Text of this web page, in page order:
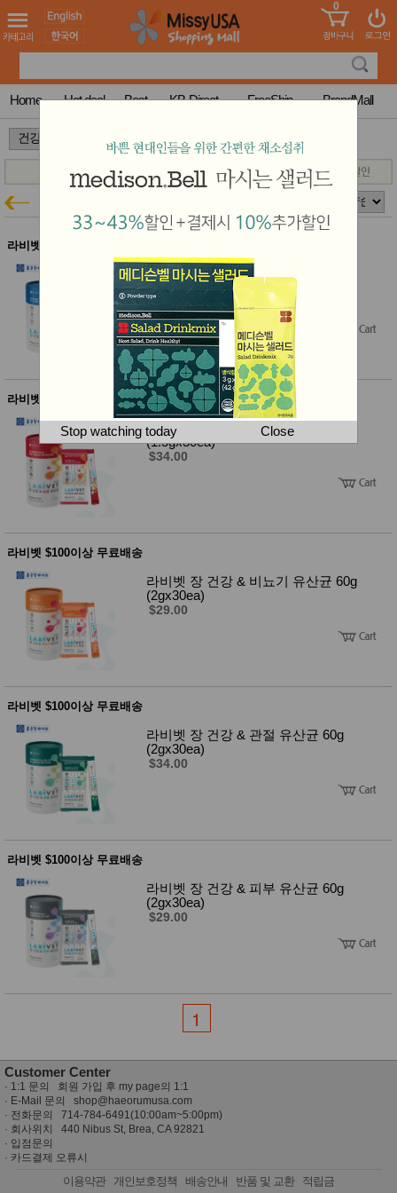
도 어린이
청소년
컬러링
북
한국학
습지
미국학
고
국 송
꽃배송
건 홍삼전
드
건강보
조제품
기능성
건강식
품
성용품
뷰 스킨케
메이크
업
헤어케
어/염색
바디케
어/향수
장품
미용제
품
주방가
전
계절/생
활가전
건강가
전
기브랜
드
보관용
기
조리용
품
주방소
품
즉석가
면류
양념/소
스/가루
건조식
품
농산품
놀이방
DIY
유아 이
유식
아기띠/
외출용
품
건강/미
용/식기
MissyShop
Login
0
Home Hot deal Best KB-Direct FreeShip BrandMall
Stop watching today Close
라비벳 $100이상 무료배송
라비벳 장 건강 & 구강 유산균 60g
(2gx30ea)
$29.00
라비벳 $100이상 무료배송
라비벳 장 건강 & 심장 유산균 45g
(1.5gx30ea)
$34.00
라비벳 $100이상 무료배송
라비벳 장 건강 & 비뇨기 유산균 60g
(2gx30ea)
$29.00
라비벳 $100이상 무료배송
라비벳 장 건강 & 관절 유산균 60g
(2gx30ea)
$34.00
라비벳 $100이상 무료배송
라비벳 장 건강 & 피부 유산균 60g
(2gx30ea)
$29.00
1
Customer Center
· 1:1 문의 회원 가입 후 my page의 1:1
· E-Mail 문의 shop@haeorumusa.com
· 전화문의 714-784-6491(10:00am~5:00pm)
· 회사위치 440 Nibus St, Brea, CA 92821
· 입점문의
· 카드결제 오류시
이용약관 개인보호정책 배송안내 반품 및 교환 적립금